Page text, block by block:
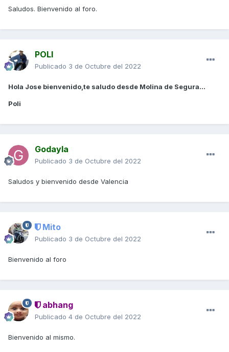
Saludos. Bienvenido al foro.
POLI
Publicado 3 de Octubre del 2022
Hola Jose bienvenido,te saludo desde Molina de Segura...
Poli
Godayla
Publicado 3 de Octubre del 2022
Saludos y bienvenido desde Valencia
Mito
Publicado 3 de Octubre del 2022
Bienvenido al foro
abhang
Publicado 4 de Octubre del 2022
Bienvenido al mismo.